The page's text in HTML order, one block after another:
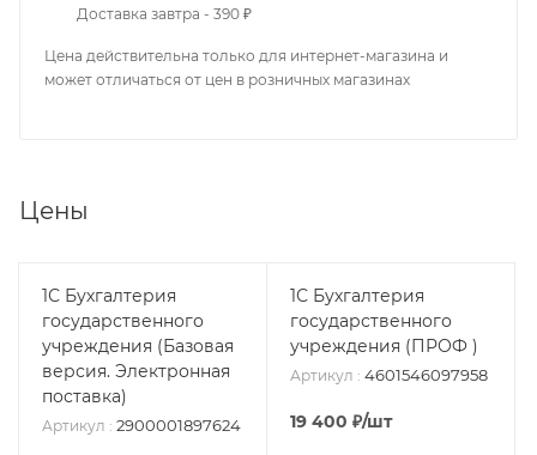
Доставка завтра - 390 ₽
Цена действительна только для интернет-магазина и
может отличаться от цен в розничных магазинах
Цены
1С Бухгалтерия
государственного
учреждения (Базовая
версия. Электронная
поставка)
Артикул : 2900001897624
1С Бухгалтерия
государственного
учреждения (ПРОФ )
Артикул : 4601546097958
19 400 ₽/шт